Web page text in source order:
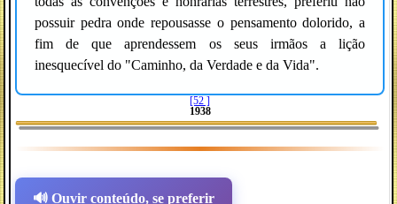
possuir pedra onde repousasse o pensamento dolorido, a
fim de que aprendessem os seus irmãos a lição
inesquecível do "Caminho, da Verdade e da Vida".
[52 ]
1938
🔊 Ouvir conteúdo, se preferir